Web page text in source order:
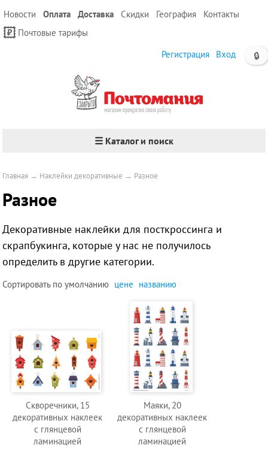
Новости Оплата Доставка Скидки География
Контакты
Почтовые тарифы
🔒
Регистрация Вход
☰ Каталог и поиск
Главная → Наклейки декоративные → Разное
Разное
Декоративные наклейки для посткроссинга и
скрапбукинга, которые у нас не получилось
определить в другие категории.
Сортировать поумолчанию цене названию
Скворечники, 15
декоративных наклеек
с глянцевой
ламинацией
Маяки, 20
декоративных наклеек
с глянцевой
ламинацией